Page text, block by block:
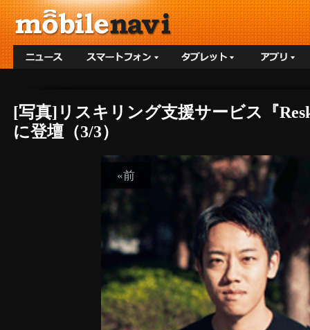
[写真]リスキリング支援サービス『
に登壇（3/3）
«前